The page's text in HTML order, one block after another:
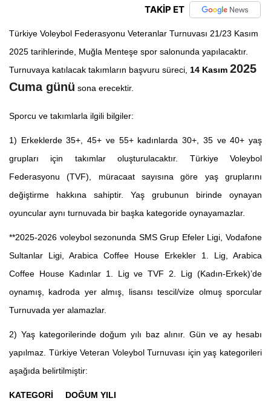
TAKİP ET
Türkiye Voleybol Federasyonu Veteranlar Turnuvası 21/23 Kasım
2025 tarihlerinde, Muğla Menteşe spor salonunda yapılacaktır.
Turnuvaya katılacak takımların başvuru süreci, 14 Kasım 2025
Cuma günü sona erecektir.
Sporcu ve takımlarla ilgili bilgiler:
1) Erkeklerde 35+, 45+ ve 55+ kadınlarda 30+, 35 ve 40+ yaş
grupları için takımlar oluşturulacaktır. Türkiye Voleybol
Federasyonu (TVF), müracaat sayısına göre yaş gruplarını
değiştirme hakkına sahiptir. Yaş grubunun birinde oynayan
oyuncular aynı turnuvada bir başka kategoride oynayamazlar.
**2025-2026 voleybol sezonunda SMS Grup Efeler Ligi, Vodafone
Sultanlar Ligi, Arabica Coffee House Erkekler 1. Lig, Arabica
Coffee House Kadınlar 1. Lig ve TVF 2. Lig (Kadın-Erkek)’de
oynamış, kadroda yer almış, lisansı tescil/vize olmuş sporcular
Turnuvada yer alamazlar.
2) Yaş kategorilerinde doğum yılı baz alınır. Gün ve ay hesabı
yapılmaz. Türkiye Veteran Voleybol Turnuvası için yaş kategorileri
aşağıda belirtilmiştir:
KATEGORİ DOĞUM YILI